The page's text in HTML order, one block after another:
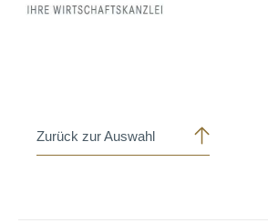
Zurück zur Auswahl